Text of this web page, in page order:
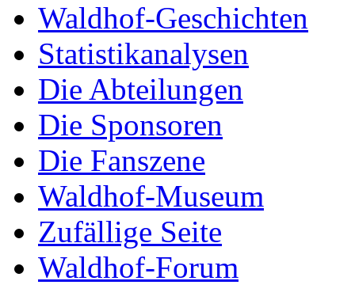
Waldhof-Geschichten
Statistikanalysen
Die Abteilungen
Die Sponsoren
Die Fanszene
Waldhof-Museum
Zufällige Seite
Waldhof-Forum